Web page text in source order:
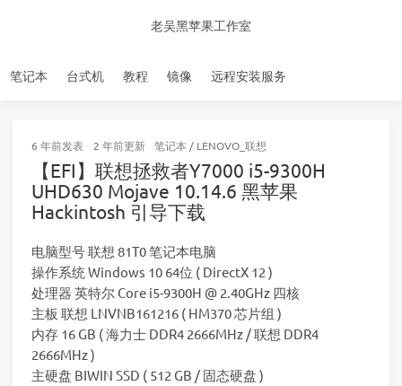
老吴黑苹果工作室
笔记本 台式机 教程 镜像 远程安装服务
6 年前发表 2 年前更新 笔记本 / LENOVO_联想
【EFI】联想拯救者Y7000 i5-9300H
UHD630 Mojave 10.14.6 黑苹果
Hackintosh 引导下载
电脑型号 联想 81T0 笔记本电脑
操作系统 Windows 10 64位 ( DirectX 12 )
处理器 英特尔 Core i5-9300H @ 2.40GHz 四核
主板 联想 LNVNB161216 ( HM370 芯片组 )
内存 16 GB ( 海力士 DDR4 2666MHz / 联想 DDR4
2666MHz )
主硬盘 BIWIN SSD ( 512 GB / 固态硬盘 )